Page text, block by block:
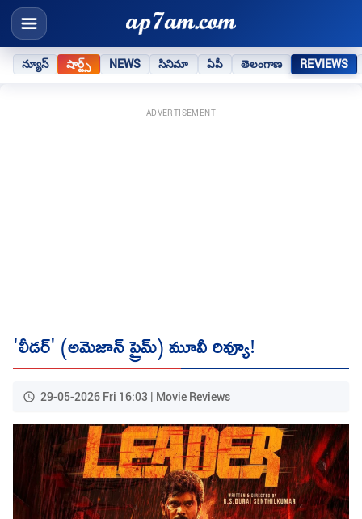
న్యూస్ షార్ట్స్ NEWS సినిమా ఏపీ తెలంగాణ REVIEWS
ADVERTISEMENT
'లీడర్' (అమెజాన్ ప్రైమ్) మూవీ రివ్యూ!
29-05-2026 Fri 16:03 | Movie Reviews